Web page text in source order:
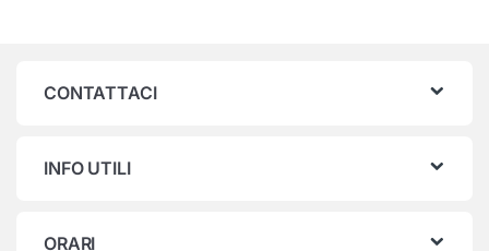
CONTATTACI
INFO UTILI
ORARI